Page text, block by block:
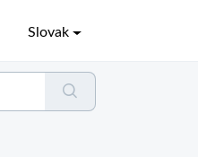
Slovak